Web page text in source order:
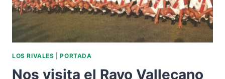
LOS RIVALES |PORTADA
Nos visita el Rayo Vallecano